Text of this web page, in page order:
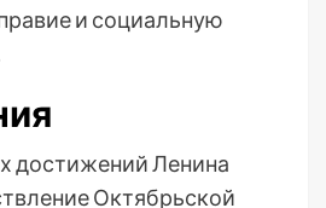
и социальную
достижений Ленина
Октябрьской